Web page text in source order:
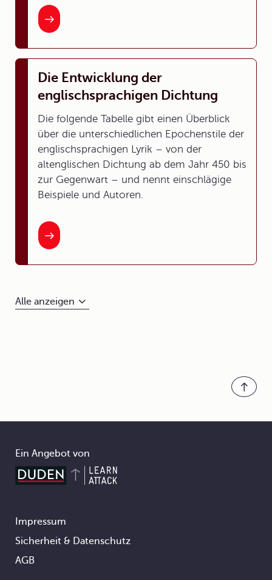
Die Entwicklung der
englischsprachigen Dichtung
Die folgende Tabelle gibt einen Überblick
über die unterschiedlichen Epochenstile der
englischsprachigen Lyrik – von der
altenglischen Dichtung ab dem Jahr 450 bis
zur Gegenwart – und nennt einschlägige
Beispiele und Autoren.
Alle anzeigen
Ein Angebot von
Footer
Impressum
Sicherheit & Datenschutz
AGB